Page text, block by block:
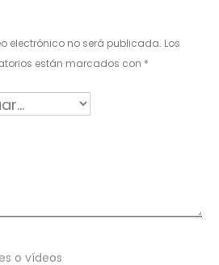
electrónico no será publicada. Los
están marcados con *
o vídeos